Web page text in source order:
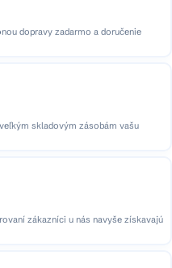
dopravy zadarmo a doručenie
skladovým zásobám vašu
zákazníci u nás navyše získavajú